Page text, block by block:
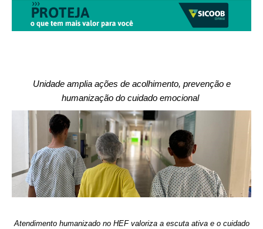
Unidade amplia ações de acolhimento, prevenção e
humanização do cuidado emocional
Atendimento humanizado no HEF valoriza a escuta ativa e o cuidado